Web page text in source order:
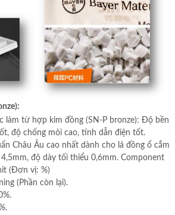
làm từ hợp kim đồng (SN-P bronze): Độ bền
độ chống mỏi cao, tính dẫn điện tốt.
Châu Âu cao nhất dành cho lá đồng ổ cắm
độ dày tối thiểu 0,6mm. Component
(Đơn vị: %)
(Phần còn lại).